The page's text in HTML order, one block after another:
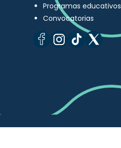
Programas educativos
Convocatorias